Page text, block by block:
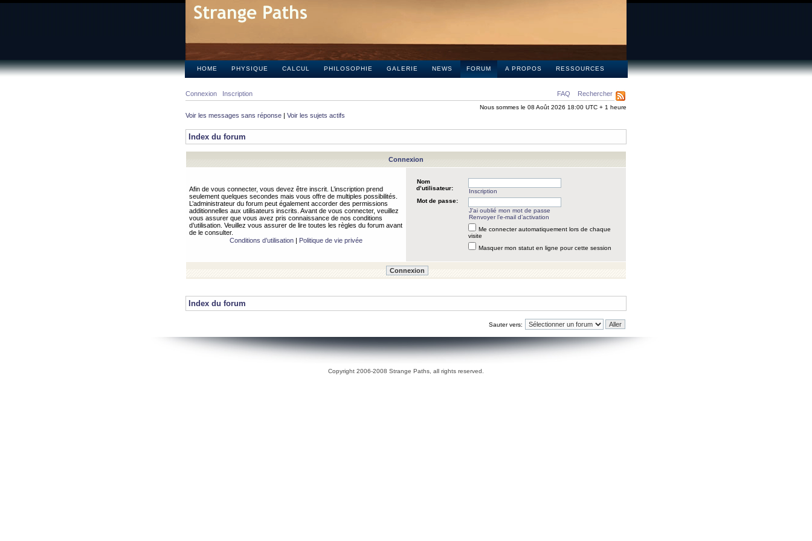
HOME PHYSIQUE CALCUL PHILOSOPHIE GALERIE NEWS FORUM A PROPOS RESSOURCES
FAQ Rechercher
Connexion Inscription
Nous sommes le 08 Août 2026 18:00 UTC + 1 heure
Voir les messages sans réponse | Voir les sujets actifs
Index du forum
Connexion
Afin de vous connecter, vous devez être inscrit. L’inscription prend
seulement quelques secondes mais vous offre de multiples possibilités.
L’administrateur du forum peut également accorder des permissions
additionnelles aux utilisateurs inscrits. Avant de vous connecter, veuillez
vous assurer que vous avez pris connaissance de nos conditions
d’utilisation. Veuillez vous assurer de lire toutes les règles du forum avant
de le consulter.
Conditions d’utilisation| Politique de vie privée
Nom
d’utilisateur:
Inscription
Mot de passe:
J’ai oublié mon mot de passe
Renvoyer l’e-mail d’activation
Me connecter automatiquement lors de chaque
visite
Masquer mon statut en ligne pour cette session
Index du forum
Sauter vers:
Copyright 2006-2008 Strange Paths, all rights reserved.